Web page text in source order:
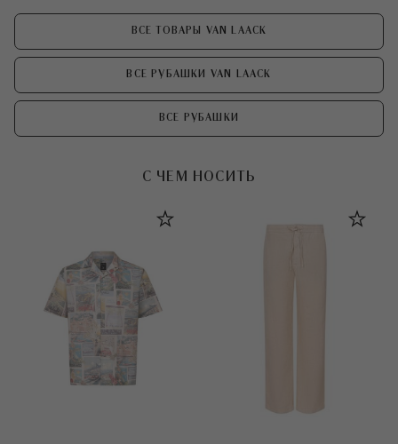
ВСЕ ТОВАРЫ VAN LAACK
ВСЕ РУБАШКИ VAN LAACK
ВСЕ РУБАШКИ
С ЧЕМ НОСИТЬ